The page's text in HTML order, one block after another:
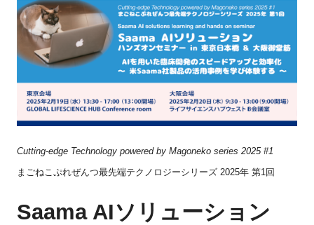
プログラム
インタビュー・コラム
ニュース・掲示板
特別会員
施設・アクセス
Cutting-edge Technology powered by Magoneko series 2025 #1
まごねこぷれぜんつ最先端テクノロジーシリーズ 2025年 第1回
Saama AIソリューション